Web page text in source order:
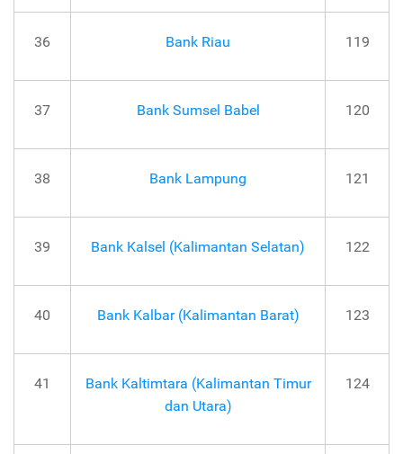
36 Bank Riau 119
37 Bank Sumsel Babel 120
38 Bank Lampung 121
39 Bank Kalsel (Kalimantan Selatan) 122
40 Bank Kalbar (Kalimantan Barat) 123
41
Bank Kaltimtara (Kalimantan Timur
dan Utara)
124